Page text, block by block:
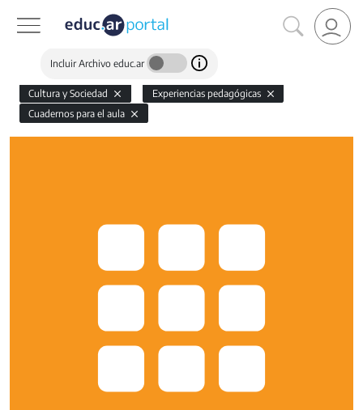
Incluir Archivo educ.ar
Cultura y Sociedad
Experiencias pedagógicas
Cuadernos para el aula